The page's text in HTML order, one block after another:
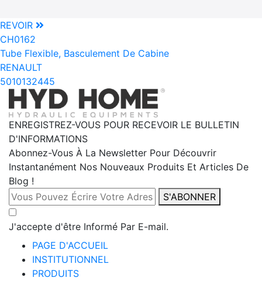
REVOIR
CH0162
Tube Flexible, Basculement De Cabine
RENAULT
5010132445
ENREGISTREZ-VOUS POUR RECEVOIR LE BULLETIN
D'INFORMATIONS
Abonnez-Vous À La Newsletter Pour Découvrir
Instantanément Nos Nouveaux Produits Et Articles De
Blog !
S'ABONNER
J'accepte d'être Informé Par E-mail.
PAGE D'ACCUEIL
INSTITUTIONNEL
PRODUITS